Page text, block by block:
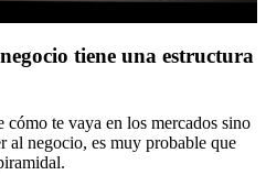
tiene una estructura
te vaya en los mercados sino
al negocio, es muy probable que